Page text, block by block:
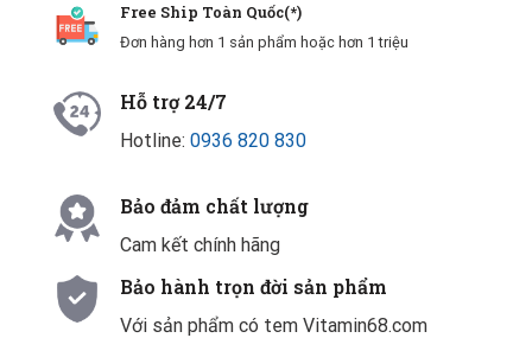
Free Ship Toàn Quốc(*)
Đơn hàng hơn 1 sản phẩm hoặc hơn 1 triệu
Hỗ trợ 24/7
Hotline: 0936 820 830
Bảo đảm chất lượng
Cam kết chính hãng
Bảo hành trọn đời sản phẩm
Với sản phẩm có tem Vitamin68.com